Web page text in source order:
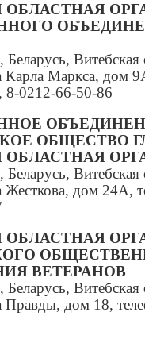
ОБЛАСТНАЯ
Витебская
Карла Маркса, дом
8-0212-66-50-86
ОБЩЕСТВО
ОБЛАСТНАЯ
Витебская
Жесткова, дом 24А,
ОБЛАСТНАЯ
ВЕТЕРАНОВ
Витебская
Правды, дом 18,